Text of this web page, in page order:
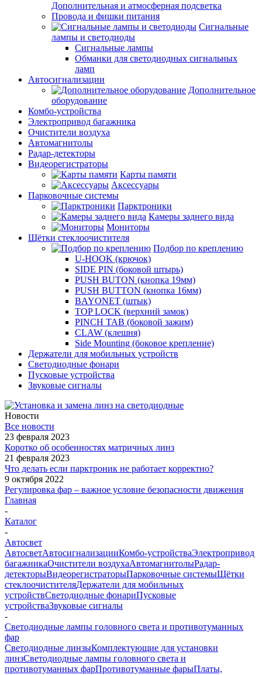
Дополнительная и атмосферная подсветка
Провода и фишки питания
Cигнальные
лампы и светодиоды
Сигнальные лампы
Обманки для светодиодных сигнальных
ламп
Автосигнализации
Дополнительное
оборудование
Комбо-устройства
Электропривод багажника
Очистители воздуха
Автомагнитолы
Радар-детекторы
Видеорегистраторы
Карты памяти
Аксессуары
Парковочные системы
Парктроники
Камеры заднего вида
Мониторы
Щётки стеклоочистителя
Подбор по креплению
U-HOOK (крючок)
SIDE PIN (боковой штырь)
PUSH BUTON (кнопка 19мм)
PUSH BUTTON (кнопка 16мм)
BAYONET (штык)
TOP LOCK (верхний замок)
PINCH TAB (боковой зажим)
CLAW (клешня)
Side Mounting (боковое крепление)
Держатели для мобильных устройств
Светодиодные фонари
Пусковые устройства
Звуковые сигналы
Новости
Все новости
23 февраля 2023
Коротко об особенностях матричных линз
21 февраля 2023
Что делать если парктроник не работает корректно?
9 октября 2022
Регулировка фар – важное условие безопасности движения
Главная
-
Каталог
-
Автосвет
АвтосветАвтосигнализацииКомбо-устройстваЭлектропривод
багажникаОчистители воздухаАвтомагнитолыРадар-
детекторыВидеорегистраторыПарковочные системыЩётки
стеклоочистителяДержатели для мобильных
устройствСветодиодные фонариПусковые
устройстваЗвуковые сигналы
-
Светодиодные лампы головного света и противотуманных
фар
Светодиодные линзыКомплектующие для установки
линзСветодиодные лампы головного света и
противотуманных фарПротивотуманные фарыПлаты,